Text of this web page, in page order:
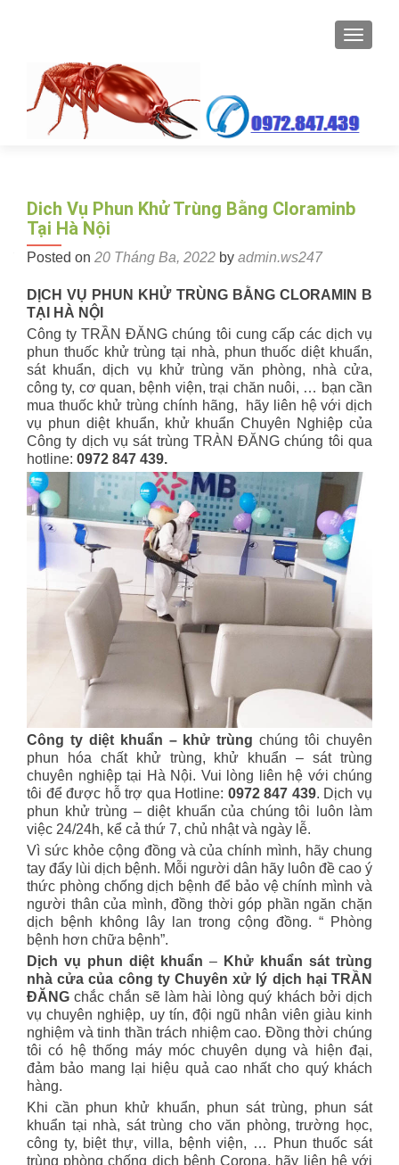
Dich Vụ Phun Khử Trùng Bằng Cloraminb
Tại Hà Nội
Posted on 20 Tháng Ba, 2022 by admin.ws247
DỊCH VỤ PHUN KHỬ TRÙNG BẰNG CLORAMIN B
TẠI HÀ NỘI
Công ty TRẦN ĐĂNG chúng tôi cung cấp các dịch vụ
phun thuốc khử trùng tại nhà, phun thuốc diệt khuẩn,
sát khuẩn, dịch vụ khử trùng văn phòng, nhà cửa,
công ty, cơ quan, bệnh viện, trại chăn nuôi, … bạn cần
mua thuốc khử trùng chính hãng, hãy liên hệ với dịch
vụ phun diệt khuẩn, khử khuẩn Chuyên Nghiệp của
Công ty dịch vụ sát trùng TRÀN ĐĂNG chúng tôi qua
hotline: 0972 847 439.
Công ty diệt khuẩn – khử trùng chúng tôi chuyên
phun hóa chất khử trùng, khử khuẩn – sát trùng
chuyên nghiệp tại Hà Nội. Vui lòng liên hệ với chúng
tôi để được hỗ trợ qua Hotline: 0972 847 439. Dịch vụ
phun khử trùng – diệt khuẩn của chúng tôi luôn làm
việc 24/24h, kể cả thứ 7, chủ nhật và ngày lễ.
Vì sức khỏe cộng đồng và của chính mình, hãy chung
tay đẩy lùi dịch bệnh. Mỗi người dân hãy luôn đề cao ý
thức phòng chống dịch bệnh để bảo vệ chính mình và
người thân của mình, đồng thời góp phần ngăn chặn
dịch bệnh không lây lan trong cộng đồng. “ Phòng
bệnh hơn chữa bệnh”.
Dịch vụ phun diệt khuẩn – Khử khuẩn sát trùng
nhà cửa của công ty Chuyên xử lý dịch hại TRẦN
ĐĂNG chắc chắn sẽ làm hài lòng quý khách bởi dịch
vụ chuyên nghiệp, uy tín, đội ngũ nhân viên giàu kinh
nghiệm và tinh thần trách nhiệm cao. Đồng thời chúng
tôi có hệ thống máy móc chuyên dụng và hiện đại,
đảm bảo mang lại hiệu quả cao nhất cho quý khách
hàng.
Khi cần phun khử khuẩn, phun sát trùng, phun sát
khuẩn tại nhà, sát trùng cho văn phòng, trường học,
công ty, biệt thự, villa, bệnh viện, … Phun thuốc sát
trùng phòng chống dịch bệnh Corona, hãy liên hệ với